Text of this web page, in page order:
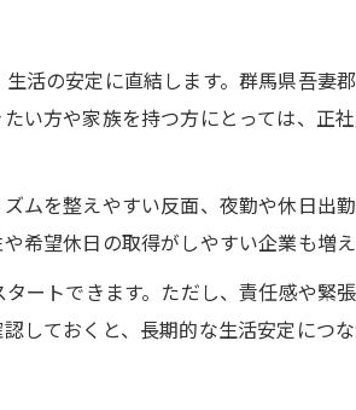
活の安定に直結します。群馬県吾妻
い方や家族を持つ方にとっては、正
ムを整えやすい反面、夜勤や休日出
望休日の取得がしやすい企業も増え
ートできます。ただし、責任感や緊
ておくと、長期的な生活安定につな